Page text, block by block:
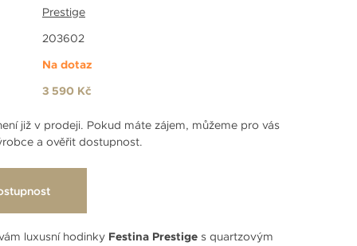
Prestige
203602
Na dotaz
3 590 Kč
již v prodeji. Pokud máte zájem, můžeme pro vás
a ověřit dostupnost.
luxusní hodinky Festina Prestige s quartzovým